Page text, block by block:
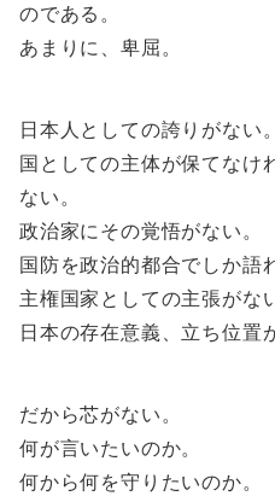
のである。
あまりに、卑屈。
日本人としての誇りがない。
国としての主体が保てなけ
ない。
政治家にその覚悟がない。
国防を政治的都合でしか語
主権国家としての主張がな
日本の存在意義、立ち位置
だから芯がない。
何が言いたいのか。
何から何を守りたいのか。